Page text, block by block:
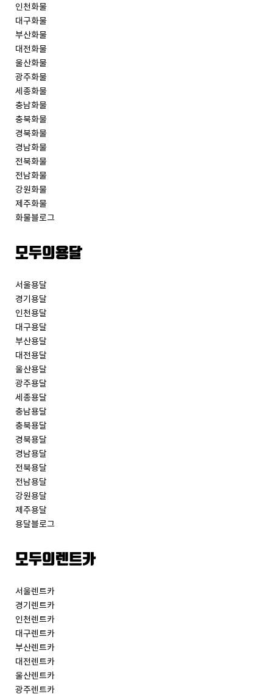
인천화물
대구화물
부산화물
대전화물
울산화물
광주화물
세종화물
충남화물
충북화물
경북화물
경남화물
전북화물
전남화물
강원화물
제주화물
화물블로그
모두의용달
서울용달
경기용달
인천용달
대구용달
부산용달
대전용달
울산용달
광주용달
세종용달
충남용달
충북용달
경북용달
경남용달
전북용달
전남용달
강원용달
제주용달
용달블로그
모두의렌트카
서울렌트카
경기렌트카
인천렌트카
대구렌트카
부산렌트카
대전렌트카
울산렌트카
광주렌트카